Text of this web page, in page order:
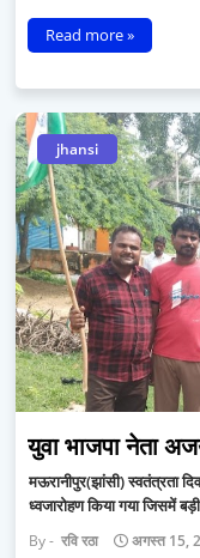
Read more »
jhansi
युवा भाजपा नेता
मऊरानीपुर(झांसी) स्वतंत्रता
ध्वजारोहण किया गया जिसमें
रवि रठा अगस्त 15,